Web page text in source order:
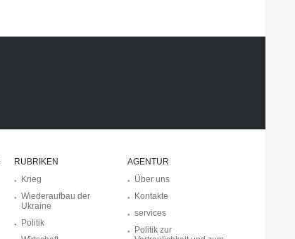
RUBRIKEN
Krieg
Wiederaufbau der
Ukraine
Politik
AGENTUR
Über uns
Kontakte
services
Politik zur